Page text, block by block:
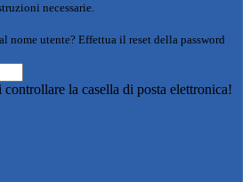
necessarie.
nome utente? Effettua il reset della password
la casella di posta elettronica!